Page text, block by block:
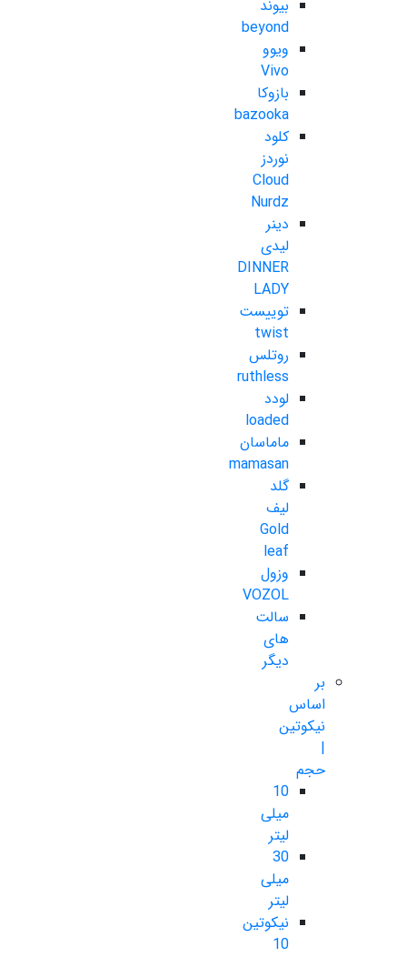
بیوند
beyond
ویوو
Vivo
بازوکا
bazooka
کلود
نوردز
Cloud
Nurdz
دینر
لیدی
DINNER
LADY
توییست
twist
روتلس
ruthless
لودد
loaded
ماماسان
mamasan
گلد
لیف
Gold
leaf
وزول
VOZOL
سالت
های
دیگر
بر
اساس
نیکوتین
|
حجم
10
میلی
لیتر
30
میلی
لیتر
نیکوتین
10